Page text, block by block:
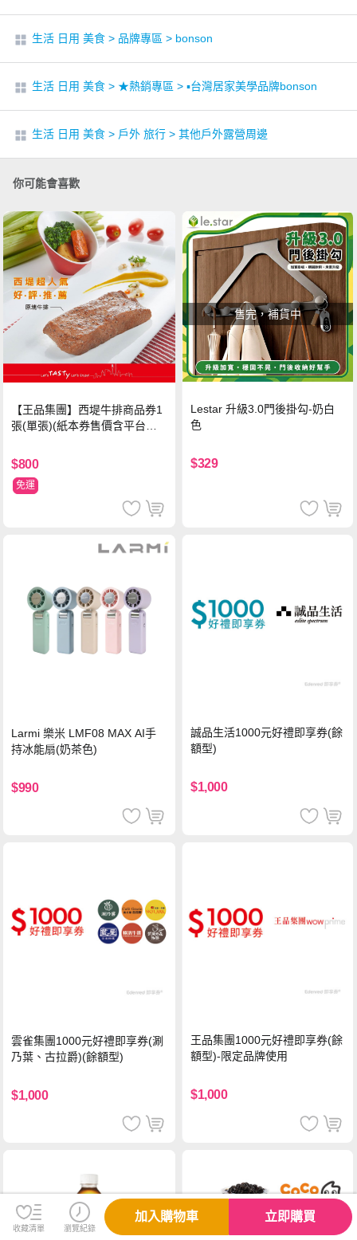
生活 日用 美食 > 品牌專區 > bonson
生活 日用 美食 > ★熱銷專區 > ▪︎台灣居家美學品牌bonson
生活 日用 美食 > 戶外 旅行 > 其他戶外露營周邊
你可能會喜歡
【王品集團】西堤牛排商品券1
張(單張)(紙本券售價含平台物
$800
免運
售完，補貨中
Lestar 升級3.0門後掛勾-奶白
色
$329
Larmi 樂米 LMF08 MAX AI手
持冰能扇(奶茶色)
$990
誠品生活1000元好禮即享券(餘
額型)
$1,000
雲雀集團1000元好禮即享券(涮
乃葉、古拉爵)(餘額型)
$1,000
王品集團1000元好禮即享券(餘
額型)-限定品牌使用
$1,000
收藏清單 瀏覽紀錄
加入購物車 立即購買